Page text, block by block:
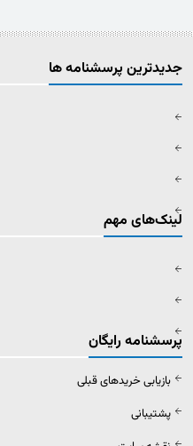
جدیدترین پرسشنامه ها
لینک‌های مهم
پرسشنامه رایگان
بازیابی خریدهای قبلی
پشتیبانی